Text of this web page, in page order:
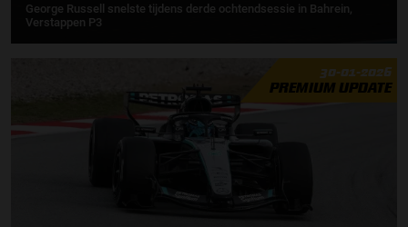
George Russell snelste tijdens derde ochtendsessie in Bahrein,
Verstappen P3
30-01-2026
PREMIUM UPDATE